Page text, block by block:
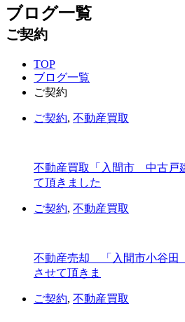
ブログ一覧
ご契約
TOP
ブログ一覧
ご契約
ご契約, 不動産買取
不動産買取「入間市 中古戸
て頂きました
ご契約, 不動産買取
不動産売却 「入間市小谷田
させて頂きま
ご契約, 不動産買取